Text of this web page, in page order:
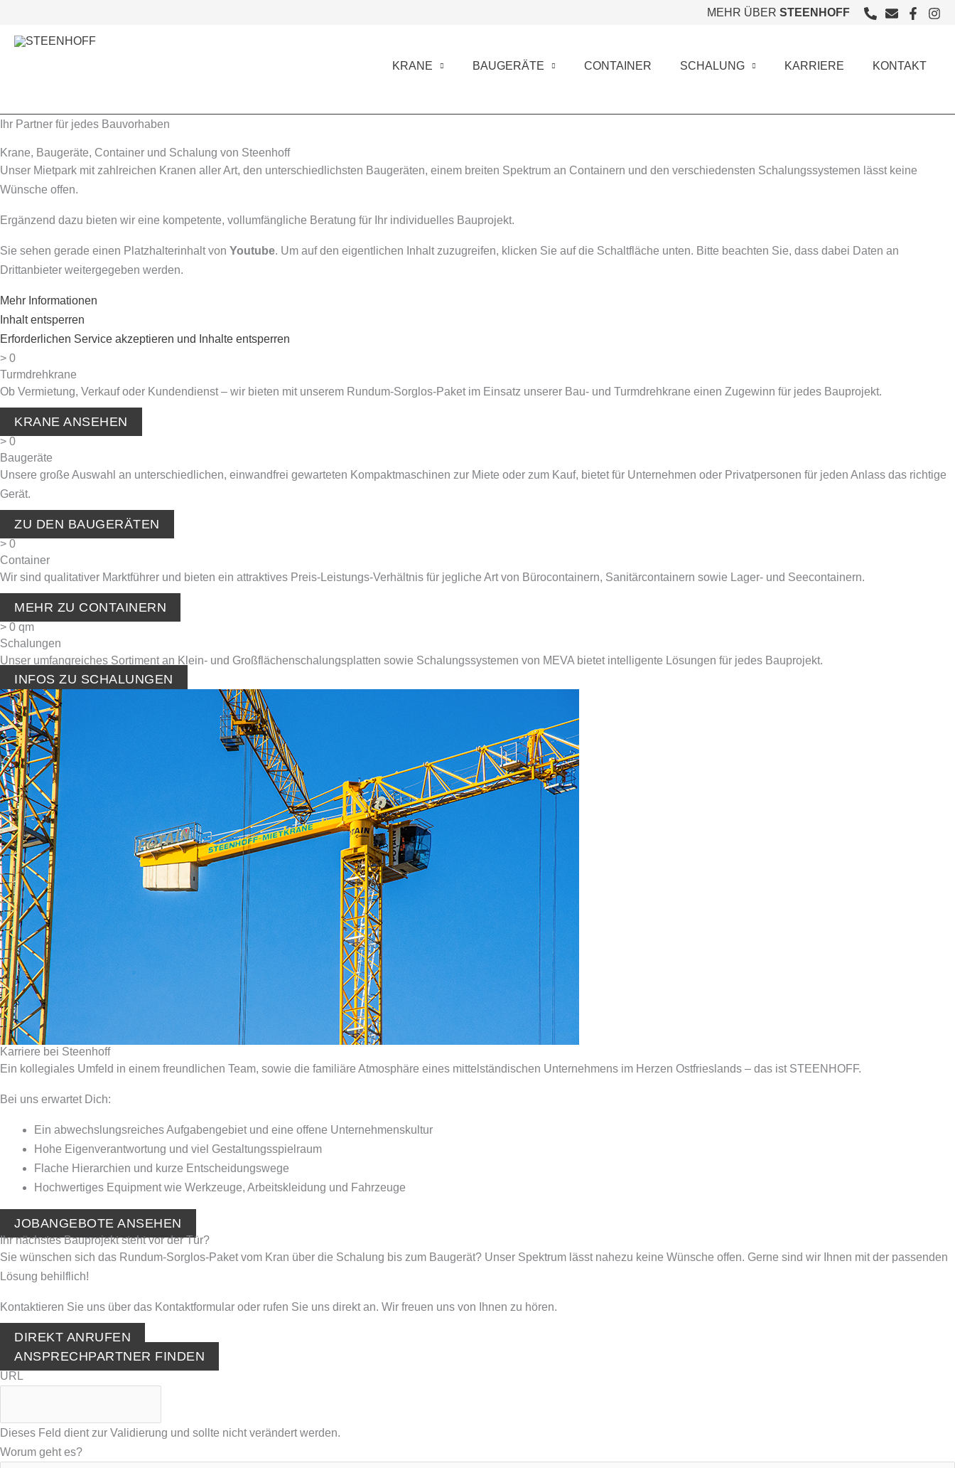
springen
MEHR ÜBER STEENHOFF
KRANE BAUGERÄTE CONTAINER SCHALUNG KARRIERE KONTAKT
Ihr Partner für jedes Bauvorhaben
Krane, Baugeräte, Container und Schalung von Steenhoff
Unser Mietpark mit zahlreichen Kranen aller Art, den unterschiedlichsten Baugeräten, einem breiten Spektrum an Containern und den verschiedensten Schalungssystemen lässt keine
Wünsche offen.
Ergänzend dazu bieten wir eine kompetente, vollumfängliche Beratung für Ihr individuelles Bauprojekt.
Sie sehen gerade einen Platzhalterinhalt von Youtube. Um auf den eigentlichen Inhalt zuzugreifen, klicken Sie auf die Schaltfläche unten. Bitte beachten Sie, dass dabei Daten an
Drittanbieter weitergegeben werden.
Mehr Informationen
Inhalt entsperren
Erforderlichen Service akzeptieren und Inhalte entsperren
> 0
Turmdrehkrane
Ob Vermietung, Verkauf oder Kundendienst – wir bieten mit unserem Rundum-Sorglos-Paket im Einsatz unserer Bau- und Turmdrehkrane einen Zugewinn für jedes Bauprojekt.
KRANE ANSEHEN
> 0
Baugeräte
Unsere große Auswahl an unterschiedlichen, einwandfrei gewarteten Kompaktmaschinen zur Miete oder zum Kauf, bietet für Unternehmen oder Privatpersonen für jeden Anlass das richtige
Gerät.
ZU DEN BAUGERÄTEN
> 0
Container
Wir sind qualitativer Marktführer und bieten ein attraktives Preis-Leistungs-Verhältnis für jegliche Art von Bürocontainern, Sanitärcontainern sowie Lager- und Seecontainern.
MEHR ZU CONTAINERN
> 0 qm
Schalungen
Unser umfangreiches Sortiment an Klein- und Groß­flächen­schalungs­platten sowie Schalungssystemen von MEVA bietet intelligente Lösungen für jedes Bauprojekt.
INFOS ZU SCHALUNGEN
Karriere bei Steenhoff
Ein kollegiales Umfeld in einem freundlichen Team, sowie die familiäre Atmosphäre eines mittelständischen Unternehmens im Herzen Ostfrieslands – das ist STEENHOFF.
Bei uns erwartet Dich:
Ein abwechslungsreiches Aufgabengebiet und eine offene Unternehmenskultur
Hohe Eigenverantwortung und viel Gestaltungsspielraum
Flache Hierarchien und kurze Entscheidungswege
Hochwertiges Equipment wie Werkzeuge, Arbeitskleidung und Fahrzeuge
JOBANGEBOTE ANSEHEN
Ihr nächstes Bauprojekt steht vor der Tür?
Sie wünschen sich das Rundum-Sorglos-Paket vom Kran über die Schalung bis zum Baugerät? Unser Spektrum lässt nahezu keine Wünsche offen. Gerne sind wir Ihnen mit der passenden
Lösung behilflich!
Kontaktieren Sie uns über das Kontaktformular oder rufen Sie uns direkt an. Wir freuen uns von Ihnen zu hören.
DIREKT ANRUFEN
ANSPRECHPARTNER FINDEN
URL
Dieses Feld dient zur Validierung und sollte nicht verändert werden.
Worum geht es?